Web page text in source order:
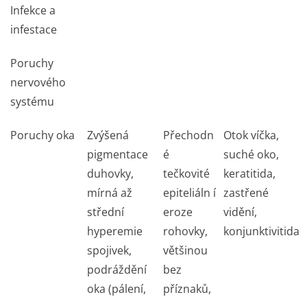
Infekce a
infestace
Poruchy
nervového
systému
Poruchy oka
Zvýšená
pigmentace
duhovky,
mírná až
střední
hyperemie
spojivek,
podráždění
oka (pálení,
Přechodn
é
tečkovité
epiteliáln í
eroze
rohovky,
většinou
bez
příznaků,
Otok víčka,
suché oko,
keratitida,
zastřené
vidění,
konjunktivitida